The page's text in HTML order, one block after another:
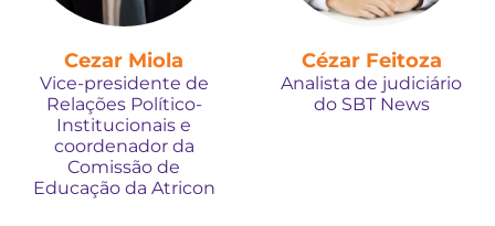
Cezar Miola
Vice-presidente de
Relações Político-
Institucionais e
coordenador da
Comissão de
Educação da Atricon
Cézar Feitoza
Analista de judiciário
do SBT News